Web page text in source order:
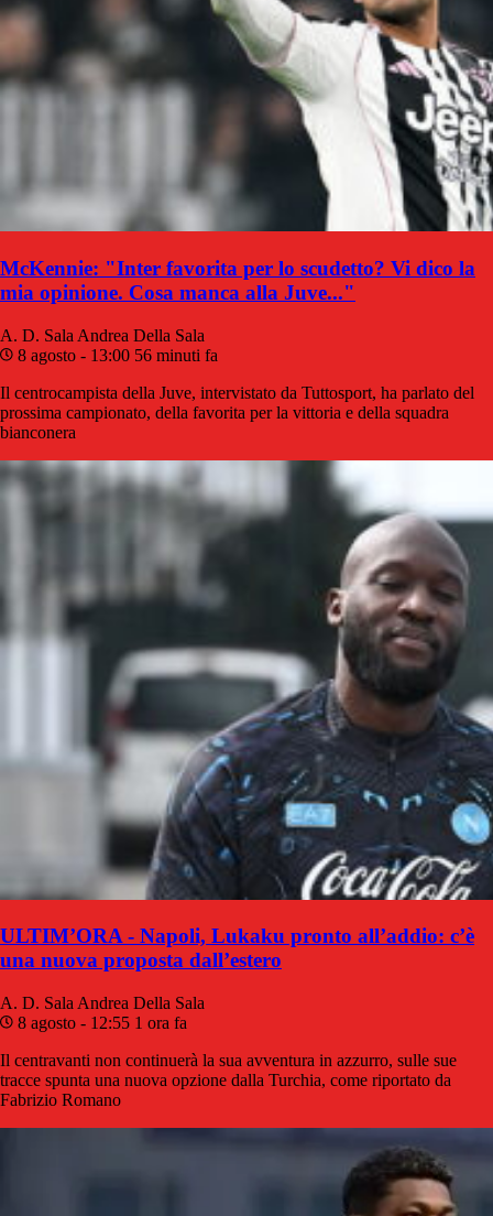
McKennie: "Inter favorita per lo scudetto? Vi dico la
mia opinione. Cosa manca alla Juve..."
A. D. Sala Andrea Della Sala
8 agosto - 13:00 56 minuti fa
Il centrocampista della Juve, intervistato da Tuttosport, ha parlato del
prossima campionato, della favorita per la vittoria e della squadra
bianconera
ULTIM’ORA - Napoli, Lukaku pronto all’addio: c’è
una nuova proposta dall’estero
A. D. Sala Andrea Della Sala
8 agosto - 12:55 1 ora fa
Il centravanti non continuerà la sua avventura in azzurro, sulle sue
tracce spunta una nuova opzione dalla Turchia, come riportato da
Fabrizio Romano